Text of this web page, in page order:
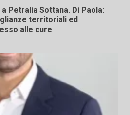
Petralia Sottana. Di Paola:
territoriali ed
alle cure